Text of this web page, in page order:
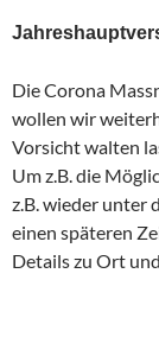
Die Corona
wollen wir
Vorsicht walten
Um z.B. die
z.B. wieder unter
einen späteren
Details zu Ort